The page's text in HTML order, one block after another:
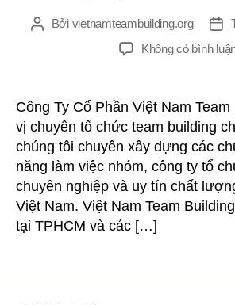
TácBởi vietnamteambuilding.org
đăng
Không có bình
Công Ty Cổ Phần Việt Nam
vị chuyên tổ chức team building
chúng tôi chuyên xây dựng các
năng làm việc nhóm, công ty tổ
chuyên nghiệp và uy tín chất
Việt Nam. Việt Nam Team
tại TPHCM và các […]